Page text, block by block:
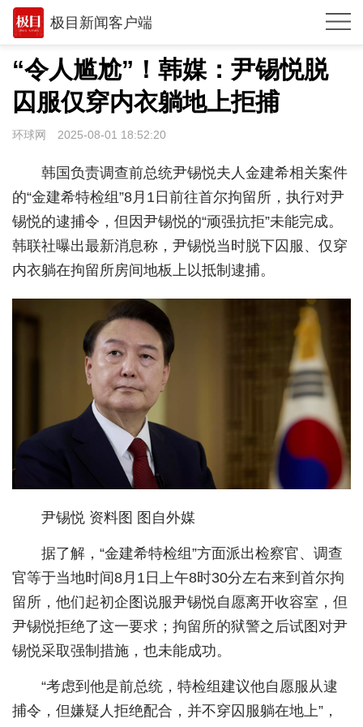
极目新闻客户端
推荐
观点
时政
武汉
世相
环球
极客圈
科教
健康
悠游
相亲
汽车
房产
消费
创意
文化
“令人尴尬”！韩媒：尹锡悦脱
囚服仅穿内衣躺地上拒捕
环球网 2025-08-01 18:52:20
韩国负责调查前总统尹锡悦夫人金建希相关案件
的“金建希特检组”8月1日前往首尔拘留所，执行对尹
锡悦的逮捕令，但因尹锡悦的“顽强抗拒”未能完成。
韩联社曝出最新消息称，尹锡悦当时脱下囚服、仅穿
内衣躺在拘留所房间地板上以抵制逮捕。
尹锡悦 资料图 图自外媒
据了解，“金建希特检组”方面派出检察官、调查
官等于当地时间8月1日上午8时30分左右来到首尔拘
留所，他们起初企图说服尹锡悦自愿离开收容室，但
尹锡悦拒绝了这一要求；拘留所的狱警之后试图对尹
锡悦采取强制措施，也未能成功。
“考虑到他是前总统，特检组建议他自愿服从逮
捕令，但嫌疑人拒绝配合，并不穿囚服躺在地上”，